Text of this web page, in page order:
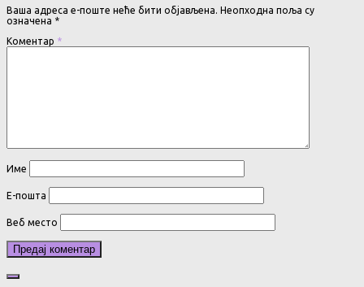
Ваша адреса е-поште неће бити објављена. Неопходна поља су
означена *
Коментар *
Име
Е-пошта
Веб место